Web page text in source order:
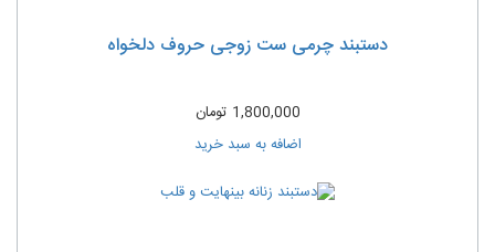
دستبند چرمی ست زوجی حروف دلخواه
1,800,000 تومان
اضافه به سبد خرید